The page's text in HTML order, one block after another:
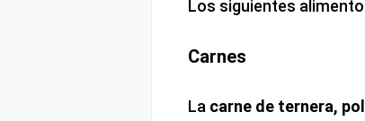
Los siguientes
Carnes
La carne de ternera,